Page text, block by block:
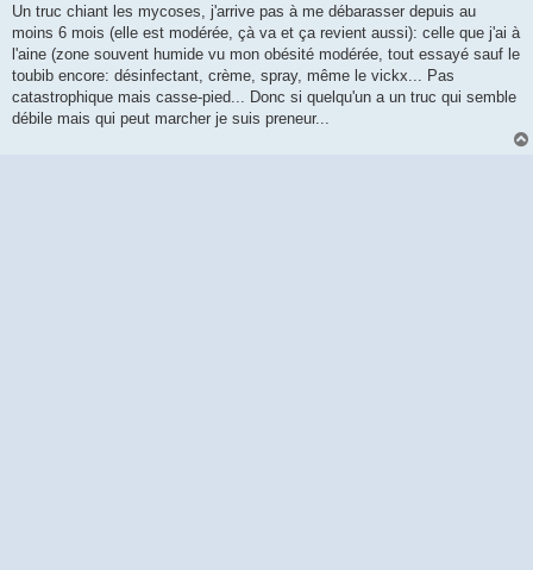
g
Un truc chiant les mycoses, j'arrive pas à me débarasser depuis au
moins 6 mois (elle est modérée, çà va et ça revient aussi): celle que j'ai à
l'aine (zone souvent humide vu mon obésité modérée, tout essayé sauf le
toubib encore: désinfectant, crème, spray, même le vickx... Pas
catastrophique mais casse-pied... Donc si quelqu'un a un truc qui semble
débile mais qui peut marcher je suis preneur...